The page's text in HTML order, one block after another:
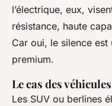
l’électrique, eux,
résistance, haute
Car oui, le silence
premium.
Le cas des
Les SUV ou berlines